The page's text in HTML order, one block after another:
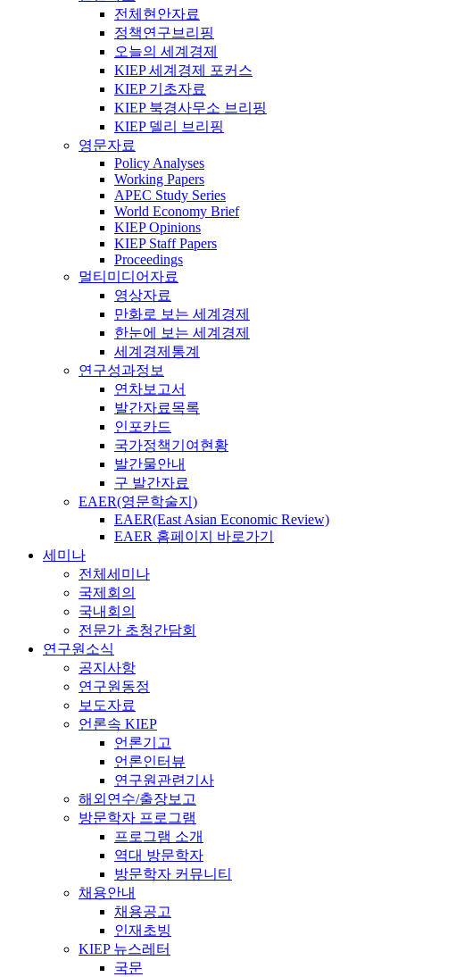
전체현안자료
정책연구브리핑
오늘의 세계경제
KIEP 세계경제 포커스
KIEP 기초자료
KIEP 북경사무소 브리핑
KIEP 델리 브리핑
영문자료
Policy Analyses
Working Papers
APEC Study Series
World Economy Brief
KIEP Opinions
KIEP Staff Papers
Proceedings
멀티미디어자료
영상자료
만화로 보는 세계경제
한눈에 보는 세계경제
세계경제통계
연구성과정보
연차보고서
발간자료목록
인포카드
국가정책기여현황
발간물안내
구 발간자료
EAER(영문학술지)
EAER(East Asian Economic Review)
EAER 홈페이지 바로가기
세미나
전체세미나
국제회의
국내회의
전문가 초청간담회
연구원소식
공지사항
연구원동정
보도자료
언론속 KIEP
언론기고
언론인터뷰
연구원관련기사
해외연수/출장보고
방문학자 프로그램
프로그램 소개
역대 방문학자
방문학자 커뮤니티
채용안내
채용공고
인재초빙
KIEP 뉴스레터
국문